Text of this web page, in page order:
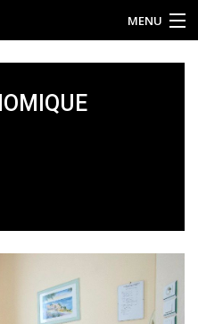
MENU